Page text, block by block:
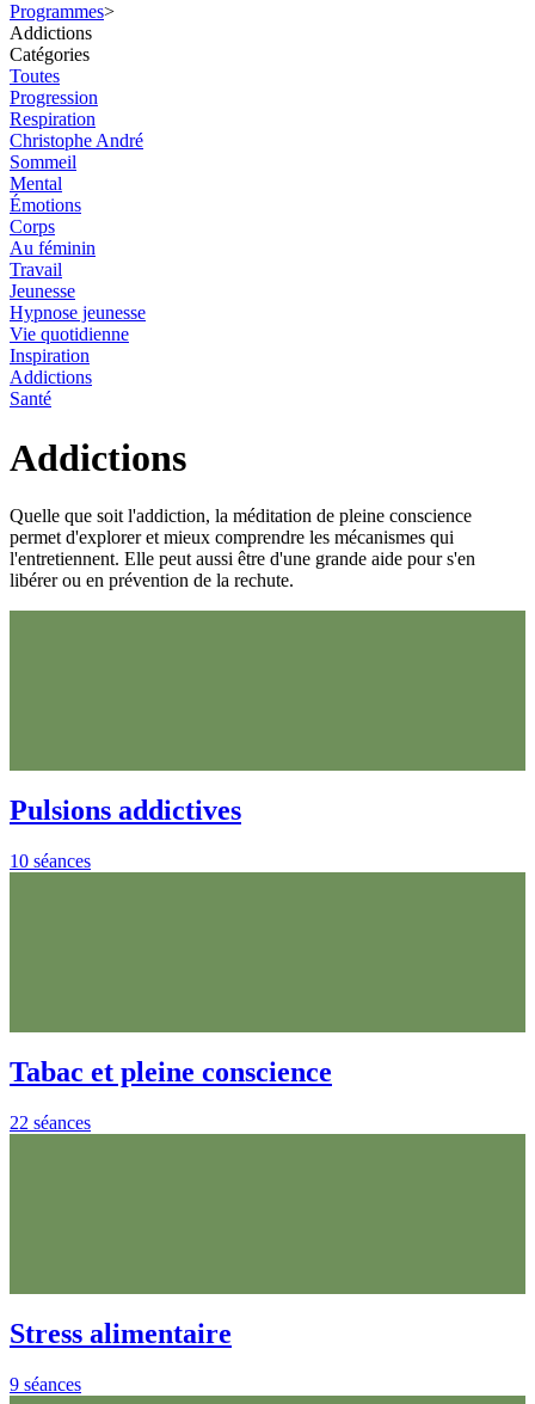
Programmes>
Addictions
Catégories
Toutes
Progression
Respiration
Christophe André
Sommeil
Mental
Émotions
Corps
Au féminin
Travail
Jeunesse
Hypnose jeunesse
Vie quotidienne
Inspiration
Addictions
Santé
Addictions
Quelle que soit l'addiction, la méditation de pleine conscience
permet d'explorer et mieux comprendre les mécanismes qui
l'entretiennent. Elle peut aussi être d'une grande aide pour s'en
libérer ou en prévention de la rechute.
Pulsions addictives
10 séances
Tabac et pleine conscience
22 séances
Stress alimentaire
9 séances